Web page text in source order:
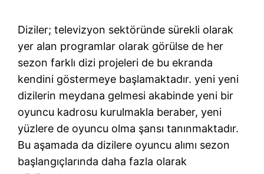
Diziler; televizyon sektöründe sürekli olarak
yer alan programlar olarak görülse de her
sezon farklı dizi projeleri de bu ekranda
kendini göstermeye başlamaktadır. yeni yeni
dizilerin meydana gelmesi akabinde yeni bir
oyuncu kadrosu kurulmakla beraber, yeni
yüzlere de oyuncu olma şansı tanınmaktadır.
Bu aşamada da dizilere oyuncu alımı sezon
başlangıçlarında daha fazla olarak